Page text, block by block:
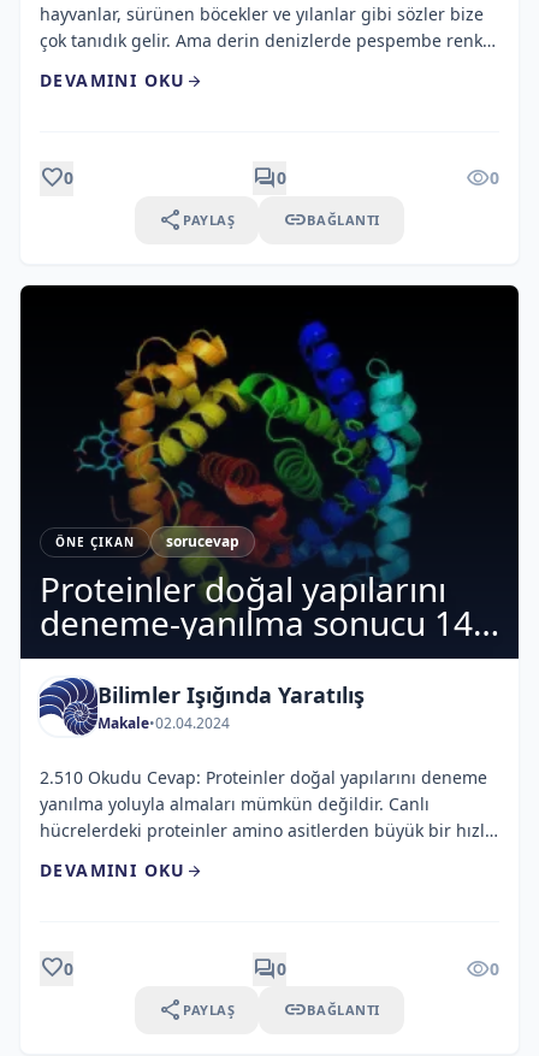
hayvanlar, sürünen böcekler ve yılanlar gibi sözler bize
çok tanıdık gelir. Ama derin denizlerde pespembe renkli
bacalardan, insanlar için zehirli olan gazların içinde
Fakat şimdi okuyacağınız […]
DEVAMINI OKU arrow_forward
favorite0 forum0 visibility0
share PAYLAŞ linkBAĞLANTI
ÖNE ÇIKAN sorucevap
Proteinler doğal yapılarını
deneme-yanılma sonucu 14
milyar yıl içerisinde alabilirler
mi?Bilimler Işığında Yaratılış
Makale•02.04.2024
2.510 Okudu Cevap: Proteinler doğal yapılarını deneme
yanılma yoluyla almaları mümkün değildir. Canlı
hücrelerdeki proteinler amino asitlerden büyük bir hızla
biyolojik olarak aktif bir protein molekülünün yapımını
ulaşmaktadır? Her amino asit kalıntısının ortalama 10
amino asit içeren bir
DEVAMINI OKU arrow_forward
favorite0 forum0 visibility0
share PAYLAŞ linkBAĞLANTI